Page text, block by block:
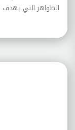
الظواهر التي يهدف